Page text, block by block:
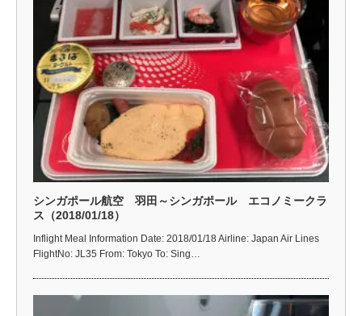
シンガポール航空 羽田～シンガポール エコノミークラ
ス（2018/01/18）
Inflight Meal Information Date: 2018/01/18 Airline: Japan Air Lines
FlightNo: JL35 From: Tokyo To: Sing…